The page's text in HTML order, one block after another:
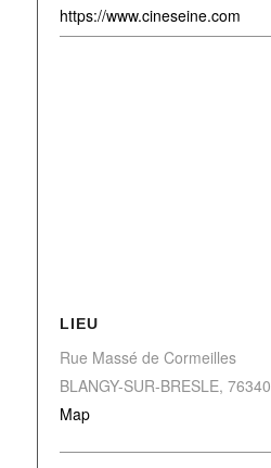
https://www.cineseine.com
LIEU
Rue Massé de Cormeilles
BLANGY-SUR-BRESLE, 76340
Map